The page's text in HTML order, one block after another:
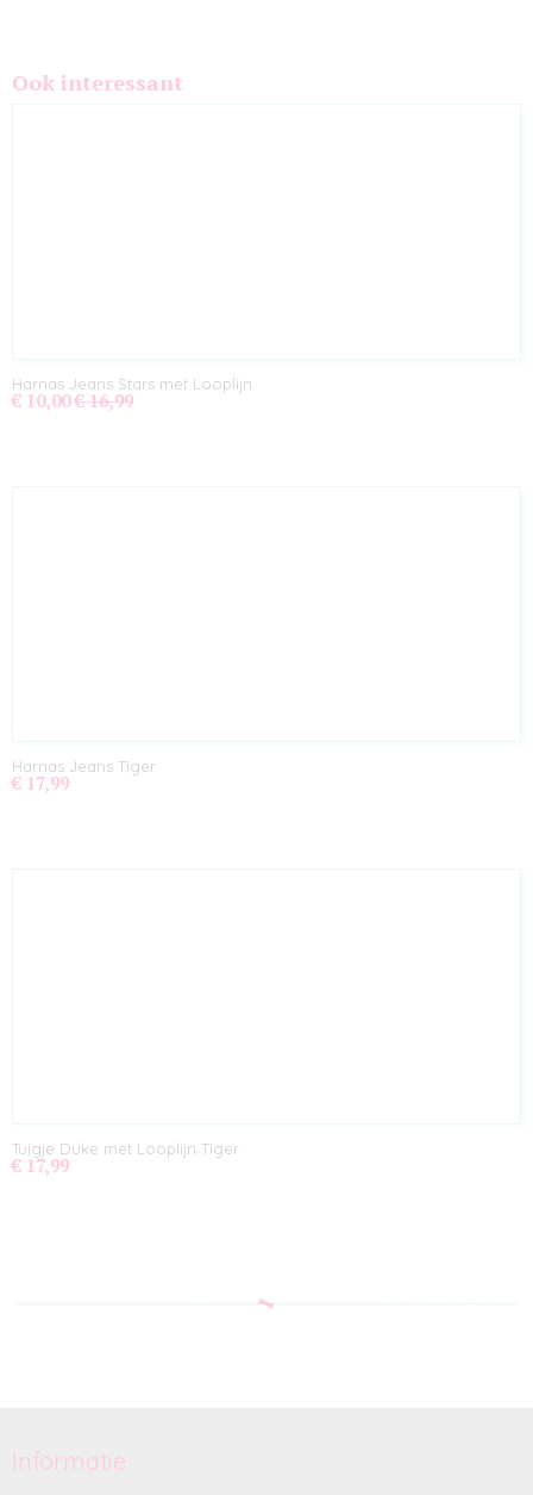
Ook interessant
Harnas Jeans Stars met Looplijn
€ 10,00 € 16,99
Harnas Jeans Tiger
€ 17,99
Tuigje Duke met Looplijn Tiger
€ 17,99
Informatie